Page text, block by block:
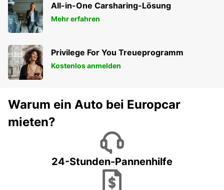
All-in-One Carsharing-Lösung
Mehr erfahren
Privilege For You Treueprogramm
Kostenlos anmelden
Warum ein Auto bei Europcar
mieten?
24-Stunden-Pannenhilfe